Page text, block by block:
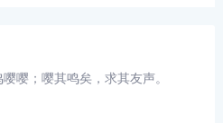
嘤；嘤其鸣矣，求其友声。